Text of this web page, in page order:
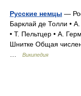
Русские немцы —
Барклай де Толли •
• Т. Пельтцер • А.
Шнитке Общая
Википедия